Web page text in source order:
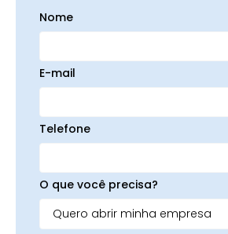
Nome
E-mail
Telefone
O que você precisa?